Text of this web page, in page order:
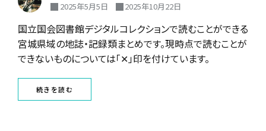
2025年5月5日
2025年10月22日
国立国会図書館デジタルコレクションで読むことができる
宮城県域の地誌・記録類まとめです。現時点で読むことが
できないものについては「✕」印を付けています。
続きを読む